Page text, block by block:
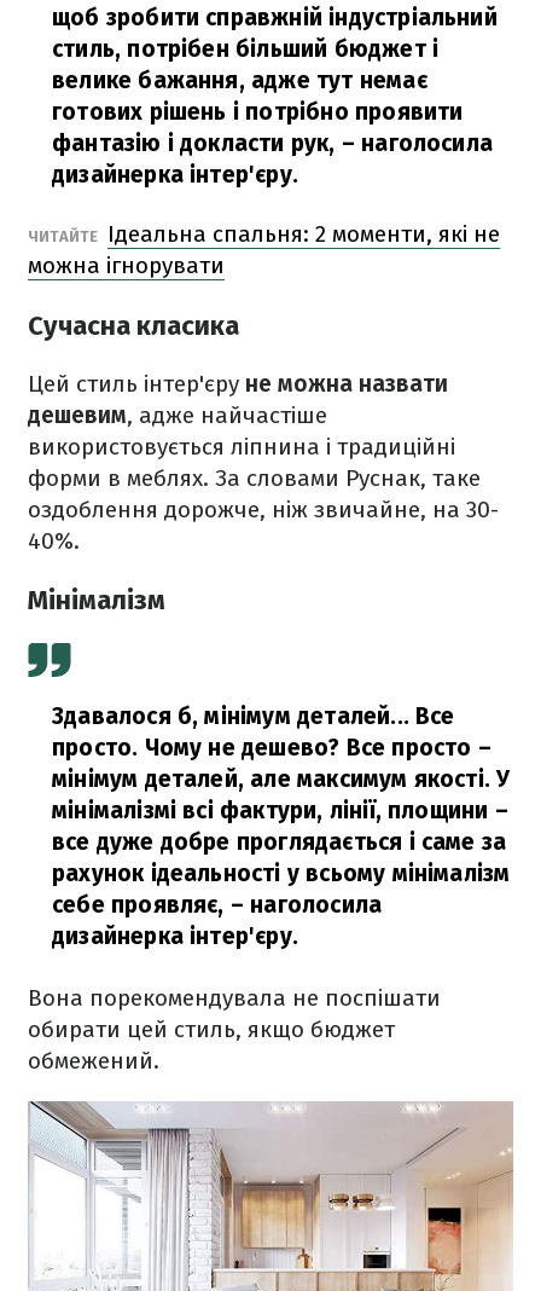
щоб зробити справжній індустріальний
стиль, потрібен більший бюджет і
велике бажання, адже тут немає
готових рішень і потрібно проявити
фантазію і докласти рук, – наголосила
дизайнерка інтер'єру.
ЧИТАЙТЕ
Ідеальна спальня: 2 моменти, які не
можна ігнорувати
Сучасна класика
Цей стиль інтер'єру не можна назвати
дешевим, адже найчастіше
використовується ліпнина і традиційні
форми в меблях. За словами Руснак, таке
оздоблення дорожче, ніж звичайне, на 30-
40%.
Мінімалізм
Здавалося б, мінімум деталей... Все
просто. Чому не дешево? Все просто –
мінімум деталей, але максимум якості. У
мінімалізмі всі фактури, лінії, площини –
все дуже добре проглядається і саме за
рахунок ідеальності у всьому мінімалізм
себе проявляє, – наголосила
дизайнерка інтер'єру.
Вона порекомендувала не поспішати
обирати цей стиль, якщо бюджет
обмежений.